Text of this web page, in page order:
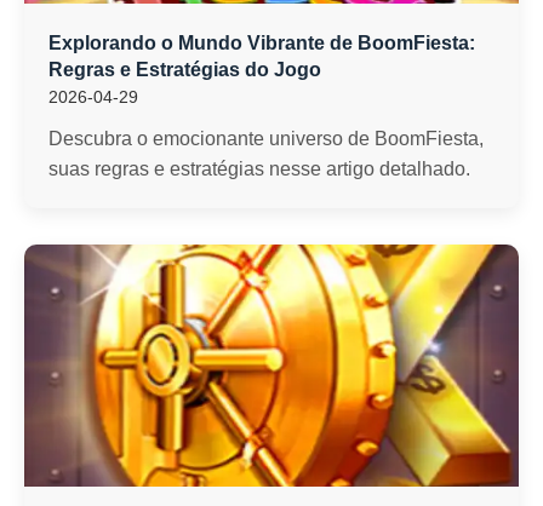
Explorando o Mundo Vibrante de BoomFiesta:
Regras e Estratégias do Jogo
2026-04-29
Descubra o emocionante universo de BoomFiesta,
suas regras e estratégias nesse artigo detalhado.